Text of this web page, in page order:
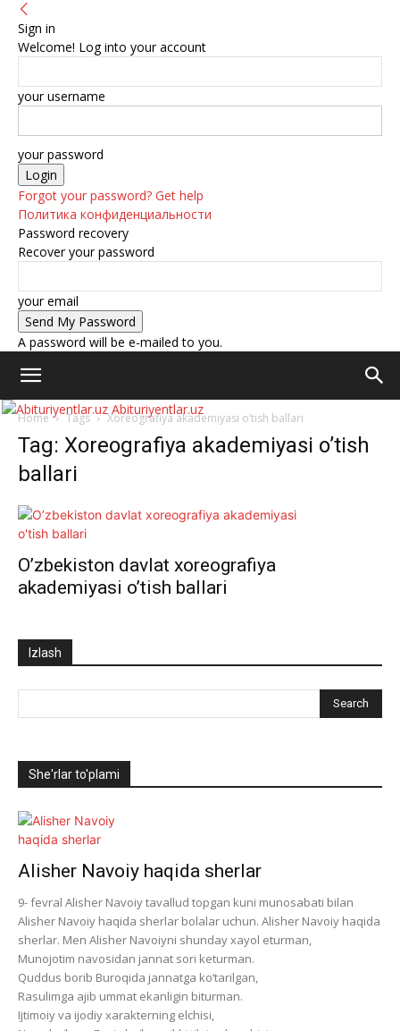
Sign in
Welcome! Log into your account
your username
your password
Forgot your password? Get help
Политика конфиденциальности
Password recovery
Recover your password
your email
A password will be e-mailed to you.
Abituriyentlar.uz
Home Tags Xoreografiya akademiyasi o’tish ballari
Tag: Xoreografiya akademiyasi o’tish
ballari
O’zbekiston davlat xoreografiya
akademiyasi o’tish ballari
Izlash
She'rlar to'plami
Alisher Navoiy haqida sherlar
9- fevral Alisher Navoiy tavallud topgan kuni munosabati bilan
Alisher Navoiy haqida sherlar bolalar uchun. Alisher Navoiy haqida
sherlar. Men Alisher Navoiyni shunday xayol eturman,
Munojotim navosidan jannat sori keturman.
Quddus borib Buroqida jannatga ko‘tarilgan,
Rasulimga ajib ummat ekanligin biturman.
Ijtimoiy va ijodiy xarakterning elchisi,